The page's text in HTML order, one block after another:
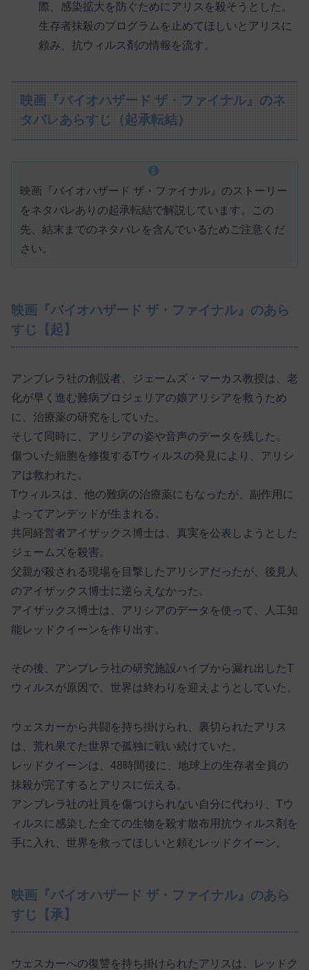
際、感染拡大を防ぐためにアリスを殺そうとした。
生存者抹殺のプログラムを止めてほしいとアリスに
頼み、抗ウィルス剤の情報を流す。
映画『バイオハザード ザ・ファイナル』のネ
タバレあらすじ（起承転結）
映画『バイオハザード ザ・ファイナル』のストーリー
をネタバレありの起承転結で解説しています。この
先、結末までのネタバレを含んでいるためご注意くだ
さい。
映画『バイオハザード ザ・ファイナル』のあら
すじ【起】
アンブレラ社の創設者、ジェームズ・マーカス教授は、老
化が早く進む難病プロジェリアの娘アリシアを救うため
に、治療薬の研究をしていた。
そして同時に、アリシアの姿や音声のデータを残した。
傷ついた細胞を修復するTウィルスの発見により、アリシ
アは救われた。
Tウィルスは、他の難病の治療薬にもなったが、副作用に
よってアンデッドが生まれる。
共同経営者アイザックス博士は、真実を公表しようとした
ジェームズを殺害。
父親が殺される現場を目撃したアリシアだったが、後見人
のアイザックス博士に逆らえなかった。
アイザックス博士は、アリシアのデータを使って、人工知
能レッドクイーンを作り出す。
その後、アンブレラ社の研究施設ハイブから漏れ出したT
ウィルスが原因で、世界は終わりを迎えようとしていた。
ウェスカーから共闘を持ち掛けられ、裏切られたアリス
は、荒れ果てた世界で孤独に戦い続けていた。
レッドクイーンは、48時間後に、地球上の生存者全員の
抹殺が完了するとアリスに伝える。
アンブレラ社の社員を傷つけられない自分に代わり、Tウ
ィルスに感染した全ての生物を殺す散布用抗ウィルス剤を
手に入れ、世界を救ってほしいと頼むレッドクイーン。
映画『バイオハザード ザ・ファイナル』のあら
すじ【承】
ウェスカーへの復讐を持ち掛けられたアリスは、レッドク